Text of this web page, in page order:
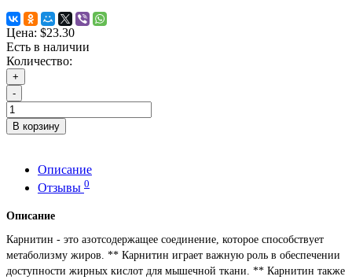
Цена: $23.30
Есть в наличии
Количество:
+
-
В корзину
Описание
Отзывы 0
Описание
Карнитин - это азотсодержащее соединение, которое способствует
метаболизму жиров. ** Карнитин играет важную роль в обеспечении
доступности жирных кислот для мышечной ткани. ** Карнитин также